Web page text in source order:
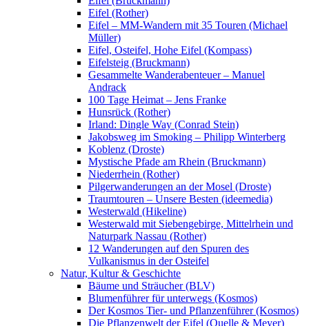
Eifel (Rother)
Eifel – MM-Wandern mit 35 Touren (Michael
Müller)
Eifel, Osteifel, Hohe Eifel (Kompass)
Eifelsteig (Bruckmann)
Gesammelte Wanderabenteuer – Manuel
Andrack
100 Tage Heimat – Jens Franke
Hunsrück (Rother)
Irland: Dingle Way (Conrad Stein)
Jakobsweg im Smoking – Philipp Winterberg
Koblenz (Droste)
Mystische Pfade am Rhein (Bruckmann)
Niederrhein (Rother)
Pilgerwanderungen an der Mosel (Droste)
Traumtouren – Unsere Besten (ideemedia)
Westerwald (Hikeline)
Westerwald mit Siebengebirge, Mittelrhein und
Naturpark Nassau (Rother)
12 Wanderungen auf den Spuren des
Vulkanismus in der Osteifel
Natur, Kultur & Geschichte
Bäume und Sträucher (BLV)
Blumenführer für unterwegs (Kosmos)
Der Kosmos Tier- und Pflanzenführer (Kosmos)
Die Pflanzenwelt der Eifel (Quelle & Meyer)